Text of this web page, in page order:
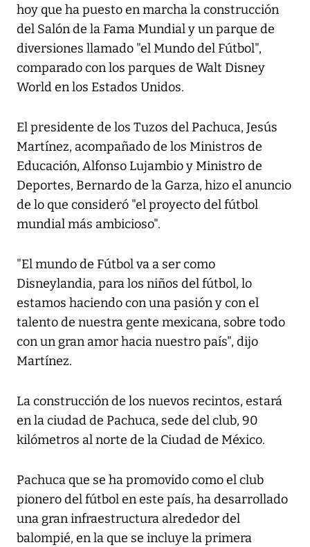
hoy que ha puesto en marcha la construcción
del Salón de la Fama Mundial y un parque de
diversiones llamado "el Mundo del Fútbol",
comparado con los parques de Walt Disney
World en los Estados Unidos.
El presidente de los Tuzos del Pachuca, Jesús
Martínez, acompañado de los Ministros de
Educación, Alfonso Lujambio y Ministro de
Deportes, Bernardo de la Garza, hizo el anuncio
de lo que consideró "el proyecto del fútbol
mundial más ambicioso".
"El mundo de Fútbol va a ser como
Disneylandia, para los niños del fútbol, lo
estamos haciendo con una pasión y con el
talento de nuestra gente mexicana, sobre todo
con un gran amor hacia nuestro país", dijo
Martínez.
La construcción de los nuevos recintos, estará
en la ciudad de Pachuca, sede del club, 90
kilómetros al norte de la Ciudad de México.
Pachuca que se ha promovido como el club
pionero del fútbol en este país, ha desarrollado
una gran infraestructura alrededor del
balompié, en la que se incluye la primera